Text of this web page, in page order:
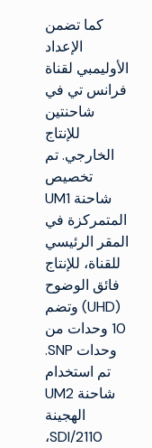
كما تضمن
الإعداد
الأوليمبي لقناة
فرانس تي في
شاحنتين
للإنتاج
الخارجي. تم
تخصيص
شاحنة UM1
المتمركزة في
المقر الرئيسي
للقناة، للإنتاج
فائق الوضوح
(UHD) وتضم
10 وحدات من
وحدات SNP.
تم استخدام
شاحنة UM2
الهجينة
SDI/2110،